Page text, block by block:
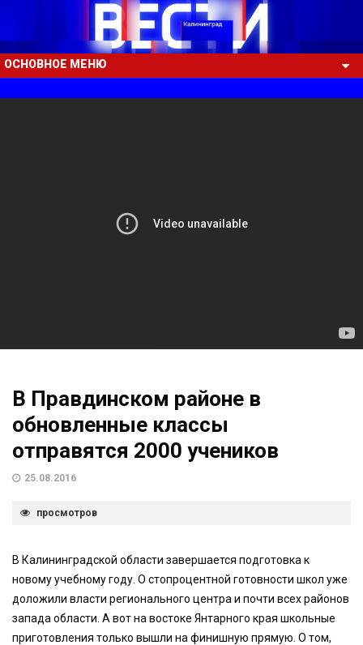
ОСНОВНОЕ МЕНЮ
В Правдинском районе в
обновленные классы
отправятся 2000 учеников
25.08.2016
просмотров
В Калининградской области завершается подготовка к
новому учебному году. О стопроцентной готовности школ уже
доложили власти регионального центра и почти всех районов
запада области. А вот на востоке Янтарного края школьные
приготовления только вышли на финишную прямую. О том,